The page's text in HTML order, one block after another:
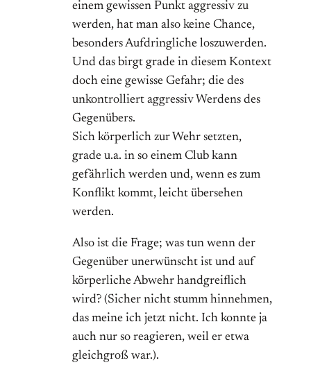
einem gewissen Punkt aggressiv zu
werden, hat man also keine Chance,
besonders Aufdringliche loszuwerden.
Und das birgt grade in diesem Kontext
doch eine gewisse Gefahr; die des
unkontrolliert aggressiv Werdens des
Gegenübers.
Sich körperlich zur Wehr setzten,
grade u.a. in so einem Club kann
gefährlich werden und, wenn es zum
Konflikt kommt, leicht übersehen
werden.
Also ist die Frage; was tun wenn der
Gegenüber unerwünscht ist und auf
körperliche Abwehr handgreiflich
wird? (Sicher nicht stumm hinnehmen,
das meine ich jetzt nicht. Ich konnte ja
auch nur so reagieren, weil er etwa
gleichgroß war.).